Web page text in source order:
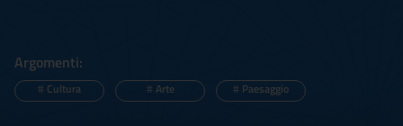
Argomenti:
# Cultura # Arte # Paesaggio